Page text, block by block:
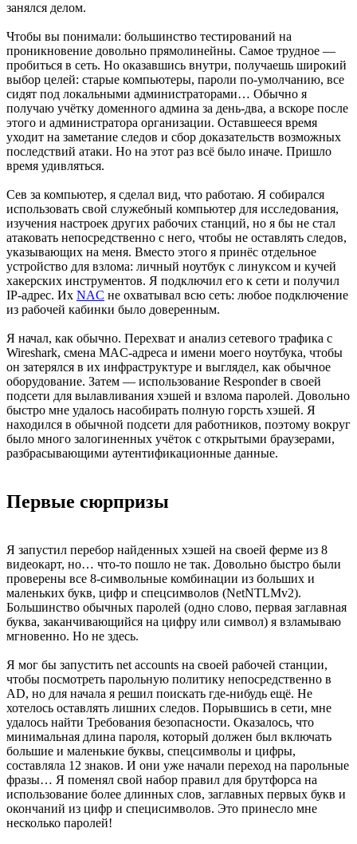
занялся делом.
Чтобы вы понимали: большинство тестирований на
проникновение довольно прямолинейны. Самое трудное —
пробиться в сеть. Но оказавшись внутри, получаешь широкий
выбор целей: старые компьютеры, пароли по-умолчанию, все
сидят под локальными администраторами… Обычно я
получаю учётку доменного админа за день-два, а вскоре после
этого и администратора организации. Оставшееся время
уходит на заметание следов и сбор доказательств возможных
последствий атаки. Но на этот раз всё было иначе. Пришло
время удивляться.
Сев за компьютер, я сделал вид, что работаю. Я собирался
использовать свой служебный компьютер для исследования,
изучения настроек других рабочих станций, но я бы не стал
атаковать непосредственно с него, чтобы не оставлять следов,
указывающих на меня. Вместо этого я принёс отдельное
устройство для взлома: личный ноутбук с линуксом и кучей
хакерских инструментов. Я подключил его к сети и получил
IP-адрес. Их NAC не охватывал всю сеть: любое подключение
из рабочей кабинки было доверенным.
Я начал, как обычно. Перехват и анализ сетевого трафика с
Wireshark, смена MAC-адреса и имени моего ноутбука, чтобы
он затерялся в их инфраструктуре и выглядел, как обычное
оборудование. Затем — использование Responder в своей
подсети для вылавливания хэшей и взлома паролей. Довольно
быстро мне удалось насобирать полную горсть хэшей. Я
находился в обычной подсети для работников, поэтому вокруг
было много залогиненных учёток с открытыми браузерами,
разбрасывающими аутентификационные данные.
Первые сюрпризы
Я запустил перебор найденных хэшей на своей ферме из 8
видеокарт, но… что-то пошло не так. Довольно быстро были
проверены все 8-символьные комбинации из больших и
маленьких букв, цифр и спецсимволов (NetNTLMv2).
Большинство обычных паролей (одно слово, первая заглавная
буква, заканчивающийся на цифру или символ) я взламываю
мгновенно. Но не здесь.
Я мог бы запустить net accounts на своей рабочей станции,
чтобы посмотреть парольную политику непосредственно в
AD, но для начала я решил поискать где-нибудь ещё. Не
хотелось оставлять лишних следов. Порывшись в сети, мне
удалось найти Требования безопасности. Оказалось, что
минимальная длина пароля, который должен был включать
большие и маленькие буквы, спецсимволы и цифры,
составляла 12 знаков. И они уже начали переход на парольные
фразы… Я поменял свой набор правил для брутфорса на
использование более длинных слов, заглавных первых букв и
окончаний из цифр и специсимволов. Это принесло мне
несколько паролей!